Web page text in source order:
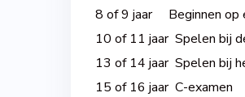
8 of 9 jaar Beginnen op
10 of 11 jaar Spelen bij
13 of 14 jaar Spelen bij
15 of 16 jaar C-examen